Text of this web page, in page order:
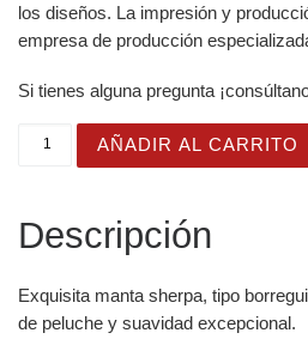
los diseños. La impresión y
empresa de producción
Si tienes alguna pregunta
Manta de misterio mullida con
AÑADIR AL CARRITO
Descripción
Exquisita manta sherpa, tipo
de peluche y suavidad excepcional.